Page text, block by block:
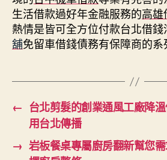
生活借款過好年金融服務的高雄
熱情是皆可全方位付款台北借錢
舖免留車借錢債務有保障商的系
← 台北剪髮的創業通風工廠降
用台北傳播
→ 岩板餐桌專屬廚房翻新幫您